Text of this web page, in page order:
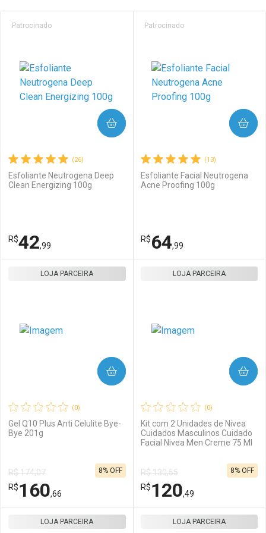
Prateleira
(26)
Esfoliante Neutrogena Deep
Clean Energizing 100g
Patrocinado
R$42,99
COMPRAR
Comprar sem Desconto
Por R$ 42,99/cada
Comprar sem Desconto
Por R$ 42,99/cada
(13)
Esfoliante Facial Neutrogena
Acne Proofing 100g
Patrocinado
R$64,99
COMPRAR
Comprar sem Desconto
Por R$ 64,99/cada
Comprar sem Desconto
Por R$ 64,99/cada
(0)
Gel Q10 Plus Anti Celulite Bye-
Bye 201g
LOJA PARCEIRA
R$ 174,07
R$160,66
8% OFF
COMPRAR
(0)
Kit com 2 Unidades de Nivea
Cuidados Masculinos Cuidado
Facial Nivea Men Creme 75 Ml
LOJA PARCEIRA
R$ 130,55
R$120,49
8% OFF
COMPRAR
LOJA PARCEIRA LOJA PARCEIRA